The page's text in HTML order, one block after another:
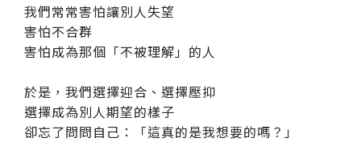
我們常常害怕讓別人失望
害怕不合群
害怕成為那個「不被理解」的人
於是，我們選擇迎合、選擇壓抑
選擇成為別人期望的樣子
卻忘了問問自己：「這真的是我想要的嗎？」